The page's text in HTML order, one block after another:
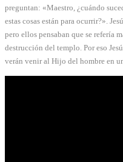
preguntan: «Maestro, ¿cuándo
estas cosas están para ocurrir?».
pero ellos pensaban que se refería
destrucción del templo. Por eso
verán venir al Hijo del hombre en